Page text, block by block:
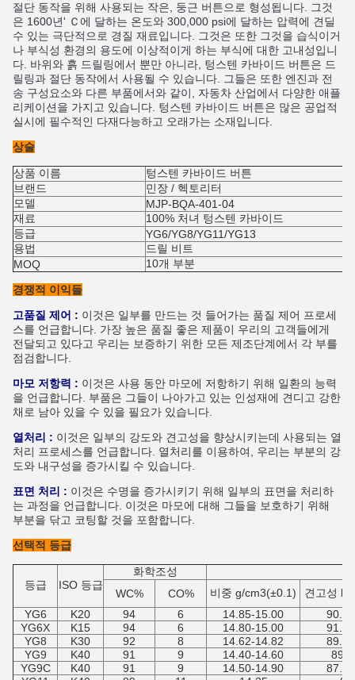
절단 동작을 위해 사용되는 작은 둥근 버튼으로 형성됩니다
그것
은 1600년' Ｃ에 달하는 온도와 300,000 psi에 달하는 압력에 견딜
수 있는 극단적으로 경질 재료입니다 그것은 또한 그것을 습식이거
나 부식성 환경의 용도에 이상적이게 하는 부식에 대한 고내성입니
다 바위와 흙 드릴링에서 뿐만 아니라 텅스텐 카바이드 버튼은 드
릴링과 절단 동작에서 사용될 수 있습니다 그들은 또한 엔진과 전
송 구성요소와 다른 부품에서와 같이 자동차 산업에서 다양한 애플
리케이션을 가지고 있습니다 텅스텐 카바이드 버튼은 많은 공업적
실시에 필수적인 다재다능하고 오래가는 소재입니다
상술
상품 이름
텅스텐 카바이드 버튼
브랜드
민장 / 헥토리터
모델
MJP-BQA-401-04
재료
100% 처녀 텅스텐 카바이드
등급
YG6/YG8/YG11/YG13
용법
드릴 비트
MOQ
10개 부분
경쟁적 이익들
고품질 제어 : 이것은 일부를 만드는 것 들어가는 품질 제어 프로세
스를 언급합니다. 가장 높은 품질 좋은 제품이 우리의 고객들에게
전달되고 있다고 우리는 보증하기 위한 모든 제조단계에서 각 부를
점검합니다.
마모 저항력 : 이것은 사용 동안 마모에 저항하기 위해 일환의 능력
을 언급합니다. 부품은 그들이 나아가고 있는 인성재에 견디고 강한
채로 남아 있을 수 있을 필요가 있습니다.
열처리 : 이것은 일부의 강도와 견고성을 향상시키는데 사용되는 열
처리 프로세스를 언급합니다. 열처리를 이용하여, 우리는 부분의 강
도와 내구성을 증가시킬 수 있습니다.
표면 처리 : 이것은 수명을 증가시키기 위해 일부의 표면을 처리하
는 과정을 언급합니다. 이것은 마모에 대해 그들을 보호하기 위해
부분을 닦고 코팅할 것을 포함합니다.
선택적 등급
등급 ISO 등급
화학조성
WC%
CO% 비중 g/cm3(±0.1)
견고성
YG6
K20 94 6 14.85-15.00
90.5-
YG6X
K15 94 6 14.80-15.00
91.7-
YG8
K30 92 8 14.62-14.82
89.5-
YG9
K40 91 9 14.40-14.60
89-
YG9C
K40 91 9 14.50-14.90
87.5-